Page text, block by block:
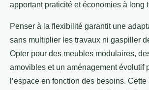
apportant praticité et économies à long
Penser à la flexibilité garantit une
sans multiplier les travaux ni gaspiller
Opter pour des meubles modulaires,
amovibles et un aménagement évolutif
l’espace en fonction des besoins.